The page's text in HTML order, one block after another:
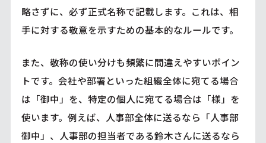
略さずに、必ず正式名称で記載します。これは、相
手に対する敬意を示すための基本的なルールです。
また、敬称の使い分けも頻繁に間違えやすいポイン
トです。会社や部署といった組織全体に宛てる場合
は「御中」を、特定の個人に宛てる場合は「様」を
使います。例えば、人事部全体に送るなら「人事部
御中」、人事部の担当者である鈴木さんに送るなら